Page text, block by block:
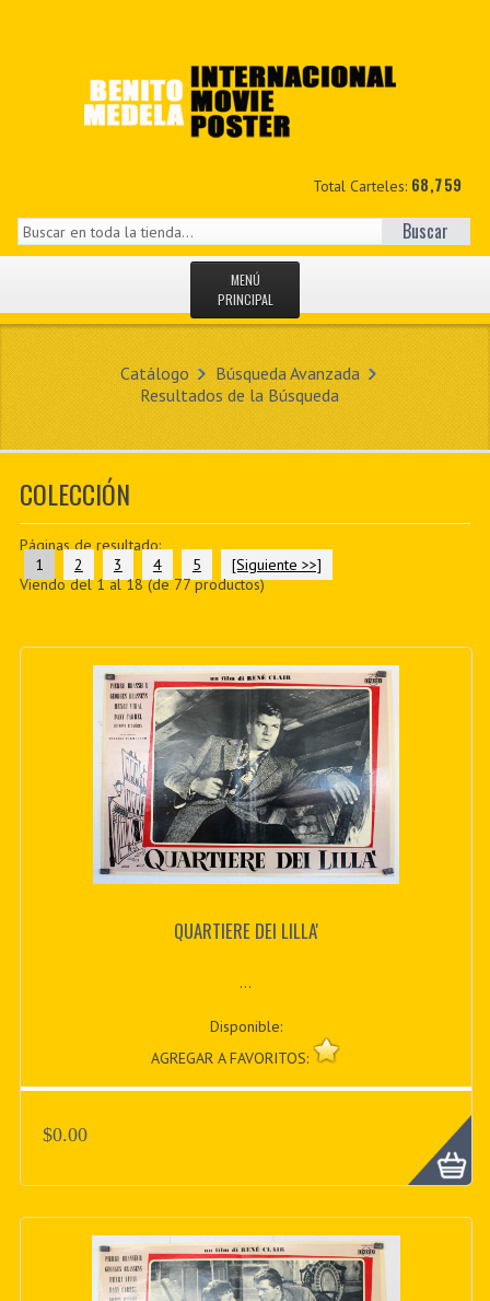
Total Carteles: 68,759
Buscar
MENÚ
PRINCIPAL
NOVEDADES
PDF BOOKS
CUSTOM PDF
Catálogo
Búsqueda Avanzada
Resultados de la Búsqueda
COLECCIÓN
Páginas de resultado:
1
2 3 4 5
[Siguiente >>]
Viendo del1al18(de77productos)
QUARTIERE DEI LILLA'
...
Disponible:
AGREGAR A FAVORITOS:
$0.00